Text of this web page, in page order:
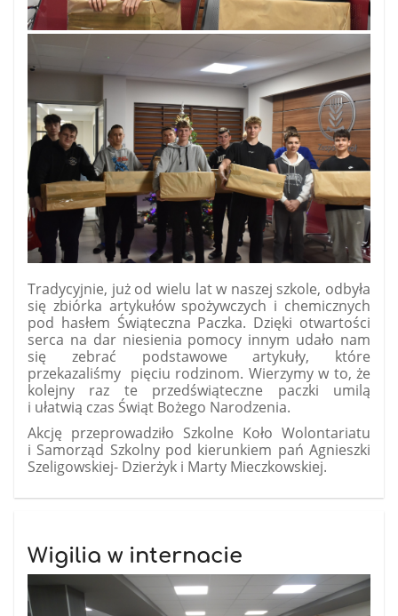
Tradycyjnie, już od wielu lat w naszej szkole, odbyła
się zbiórka artykułów spożywczych i chemicznych
pod hasłem Świąteczna Paczka. Dzięki otwartości
serca na dar niesienia pomocy innym udało nam
się zebrać podstawowe artykuły, które
przekazaliśmy pięciu rodzinom. Wierzymy w to, że
kolejny raz te przedświąteczne paczki umilą
i ułatwią czas Świąt Bożego Narodzenia.
Akcję przeprowadziło Szkolne Koło Wolontariatu
i Samorząd Szkolny pod kierunkiem pań Agnieszki
Szeligowskiej- Dzierżyk i Marty Mieczkowskiej.
Wigilia w internacie